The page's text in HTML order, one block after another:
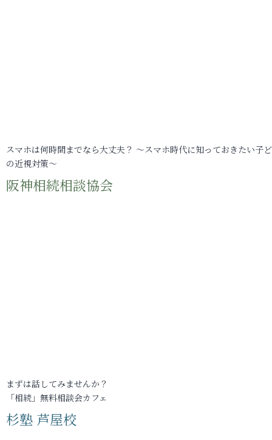
スマホは何時間までなら大丈夫？ ～スマホ時代に知っておきたい子
の近視対策～
阪神相続相談協会
まずは話してみませんか？
「相続」無料相談会カフェ
杉塾 芦屋校